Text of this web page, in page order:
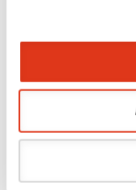
Mostraci le tue
Condividi con gli altri
consigli e
Visita la nostra